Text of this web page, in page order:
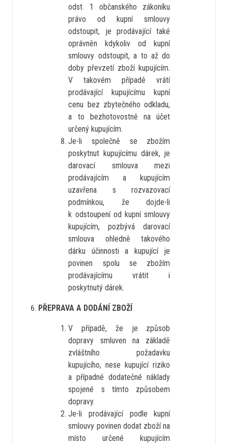
odst. 1 občanského zákoníku
právo od kupní smlouvy
odstoupit, je prodávající také
oprávněn kdykoliv od kupní
smlouvy odstoupit, a to až do
doby převzetí zboží kupujícím.
V takovém případě vrátí
prodávající kupujícímu kupní
cenu bez zbytečného odkladu,
a to bezhotovostně na účet
určený kupujícím.
Je-li společně se zbožím
poskytnut kupujícímu dárek, je
darovací smlouva mezi
prodávajícím a kupujícím
uzavřena s rozvazovací
podmínkou, že dojde-li
k odstoupení od kupní smlouvy
kupujícím, pozbývá darovací
smlouva ohledně takového
dárku účinnosti a kupující je
povinen spolu se zbožím
prodávajícímu vrátit i
poskytnutý dárek.
PŘEPRAVA A DODÁNÍ ZBOŽÍ
V případě, že je způsob
dopravy smluven na základě
zvláštního požadavku
kupujícího, nese kupující riziko
a případné dodatečné náklady
spojené s tímto způsobem
dopravy.
Je-li prodávající podle kupní
smlouvy povinen dodat zboží na
místo určené kupujícím